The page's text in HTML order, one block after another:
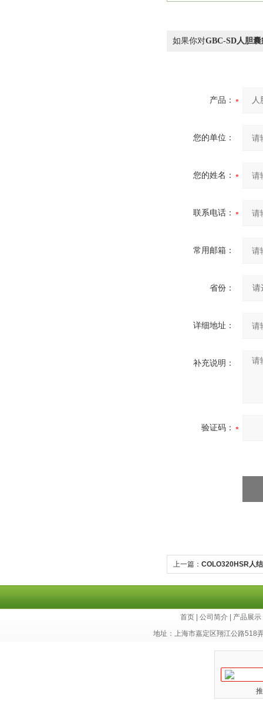
如果你对GBC-SD人胆
产品：
您的单位：
您的姓名：
联系电话：
常用邮箱：
省份：
详细地址：
补充说明：
验证码：
上一篇： COLO320HSR人
首页 公司简介 产品展示
地址：上海市嘉定区翔江公路518